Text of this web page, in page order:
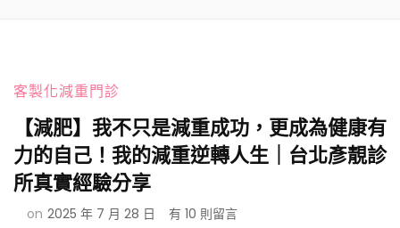
客製化減重門診
【減肥】我不只是減重成功，更成為健康有
力的自己！我的減重逆轉人生｜台北彥靚診
所真實經驗分享
on 2025 年 7 月 28 日
在
有 10 則留言